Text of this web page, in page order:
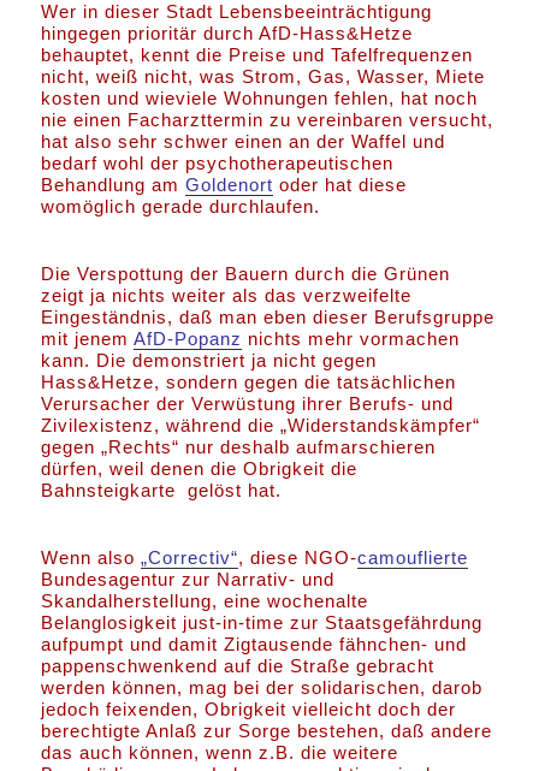
Wer in dieser Stadt Lebensbeeinträchtigung
hingegen prioritär durch AfD-Hass&Hetze
behauptet, kennt die Preise und Tafelfrequenzen
nicht, weiß nicht, was Strom, Gas, Wasser, Miete
kosten und wieviele Wohnungen fehlen, hat noch
nie einen Facharzttermin zu vereinbaren versucht,
hat also sehr schwer einen an der Waffel und
bedarf wohl der psychotherapeutischen
Behandlung amGoldenort oder hat diese
womöglich gerade durchlaufen.
Die Verspottung der Bauern durch die Grünen
zeigt ja nichts weiter als das verzweifelte
Eingeständnis, daß man eben dieser Berufsgruppe
mit jenemAfD-Popanz nichts mehr vormachen
kann. Die demonstriert ja nicht gegen
Hass&Hetze, sondern gegen die tatsächlichen
Verursacher der Verwüstung ihrer Berufs- und
Zivilexistenz, während die „Widerstandskämpfer“
gegen „Rechts“ nur deshalb aufmarschieren
dürfen, weil denen die Obrigkeit die
Bahnsteigkarte gelöst hat.
Wenn also„Correctiv“, diese NGO-camouflierte
Bundesagentur zur Narrativ- und
Skandalherstellung, eine wochenalte
Belanglosigkeit just-in-time zur Staatsgefährdung
aufpumpt und damit Zigtausende fähnchen- und
pappenschwenkend auf die Straße gebracht
werden können, mag bei der solidarischen, darob
jedoch feixenden, Obrigkeit vielleicht doch der
berechtigte Anlaß zur Sorge bestehen, daß andere
das auch können, wenn z.B. die weitere